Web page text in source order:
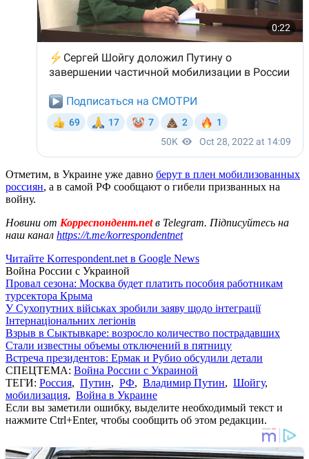
Отметим, в Украине уже давно берут в плен мобилизованных
россиян, а в самой РФ сообщают о гибели призванных на
войну.
Новини от Корреспондент.netв Telegram. Підписуйтесь на
наш канал https://t.me/korrespondentnet
Читайте Korrespondent.net в Google News
Война России с Украиной
Провал сезона: Москва будет платить пособия работникам
турсектора Крыма
У Сухопутних військах зробили заяву щодо інтеграції
Інтернаціональних легіонів
Взрыв в Сыктывкаре: возросло количество пострадавших
Стали известны объемы отключений в пятницу
Встреча президентов: Ермак и Рубио обсудили детали
СПЕЦТЕМА: Война России с Украиной
ТЕГИ: Россия, Путин, РФ, Владимир Путин, Шойгу,
мобилизация, Война в Украине
Если вы заметили ошибку, выделите необходимый текст и
нажмите Ctrl+Enter, чтобы сообщить об этом редакции.